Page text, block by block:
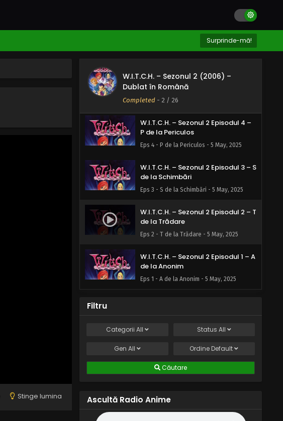
Surprinde-mă!
Stinge lumina
W.I.T.C.H. – Sezonul 2 (2006) –
Dublat în Română
Completed - 2 / 26
Eps 7 - G de la Gunoaie - 5 May, 2025
W.I.T.C.H. – Sezonul 2 Episodul 6 – F
W.I.T.C.H. – Sezonul 2 Episodul 5 – I
de la Inamic
Eps 5 - I de la Inamic - 5 May, 2025
W.I.T.C.H. – Sezonul 2 Episodul 4 –
P de la Periculos
Eps 4 - P de la Periculos - 5 May, 2025
W.I.T.C.H. – Sezonul 2 Episodul 3 – S
de la Schimbări
Eps 3 - S de la Schimbări - 5 May, 2025
W.I.T.C.H. – Sezonul 2 Episodul 2 – T
de la Trădare
Eps 2 - T de la Trădare - 5 May, 2025
W.I.T.C.H. – Sezonul 2 Episodul 1 – A
de la Anonim
Eps 1 - A de la Anonim - 5 May, 2025
Filtru
Categorii All Status All
Gen All Ordine Default
Căutare
Ascultă Radio Anime